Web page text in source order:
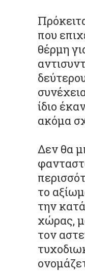
που
θέρμη
ίδιο
ακόμα
Δεν θα
το
την
χώρας,
τον